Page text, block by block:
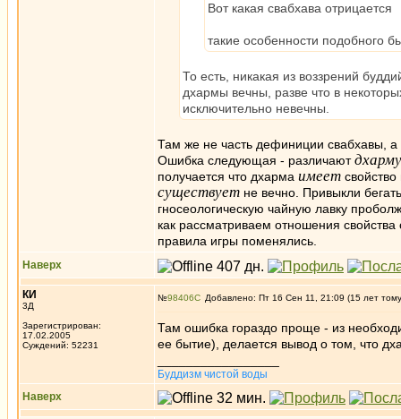
Вот какая свабхава отрицается
такие особенности подобного
То есть, никакая из воззрений
дхармы вечны, разве что в
исключительно невечны.
Там же не часть дефиниции свабхавы, а
Ошибка следующая - различаютдхарму
получается что дхарма имеет
существует не вечно. Привыкли
гносеологическую чайную лавку
как рассматриваем отношения
правила игры поменялись.
Наверх
КИ
3Д
Зарегистрирован:
17.02.2005
Суждений: 52231
№98406 Добавлено: Пт 16 Сен 11, 21:09 (15 лет
Там ошибка гораздо проще - из
ее бытие), делается вывод о том, что
Буддизм чистой воды
Наверх